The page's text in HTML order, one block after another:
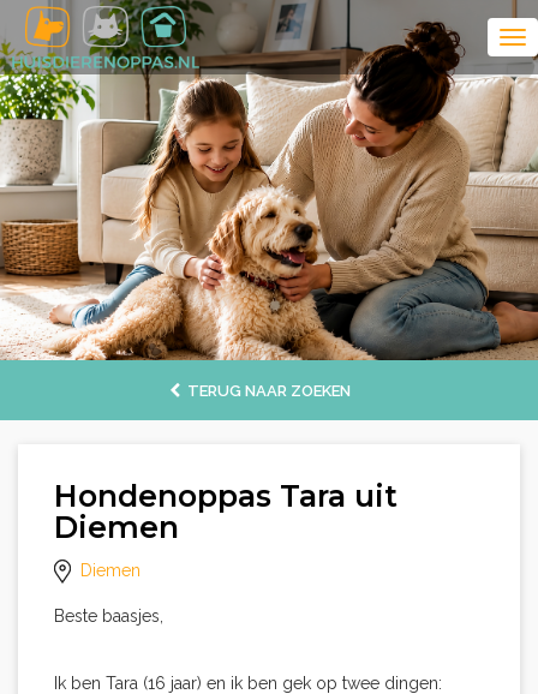
TERUG NAAR ZOEKEN
Hondenoppas Tara uit
Diemen
Diemen
Beste baasjes,
Ik ben Tara (16 jaar) en ik ben gek op twee dingen: